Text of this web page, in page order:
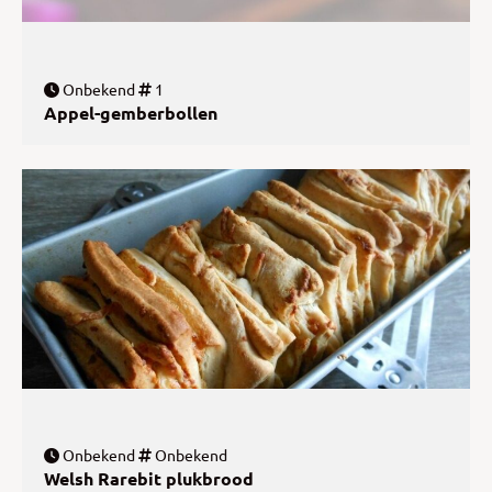
Onbekend 1
Appel-gemberbollen
Onbekend Onbekend
Welsh Rarebit plukbrood